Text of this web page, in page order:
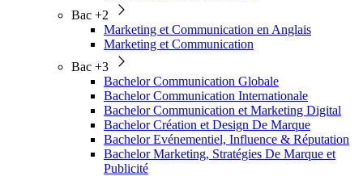
Bac +2
Marketing et Communication en Anglais
Marketing et Communication
Bac +3
Bachelor Communication Globale
Bachelor Communication Internationale
Bachelor Communication et Marketing Digital
Bachelor Création et Design De Marque
Bachelor Evénementiel, Influence & Réputation
Bachelor Marketing, Stratégies De Marque et
Publicité